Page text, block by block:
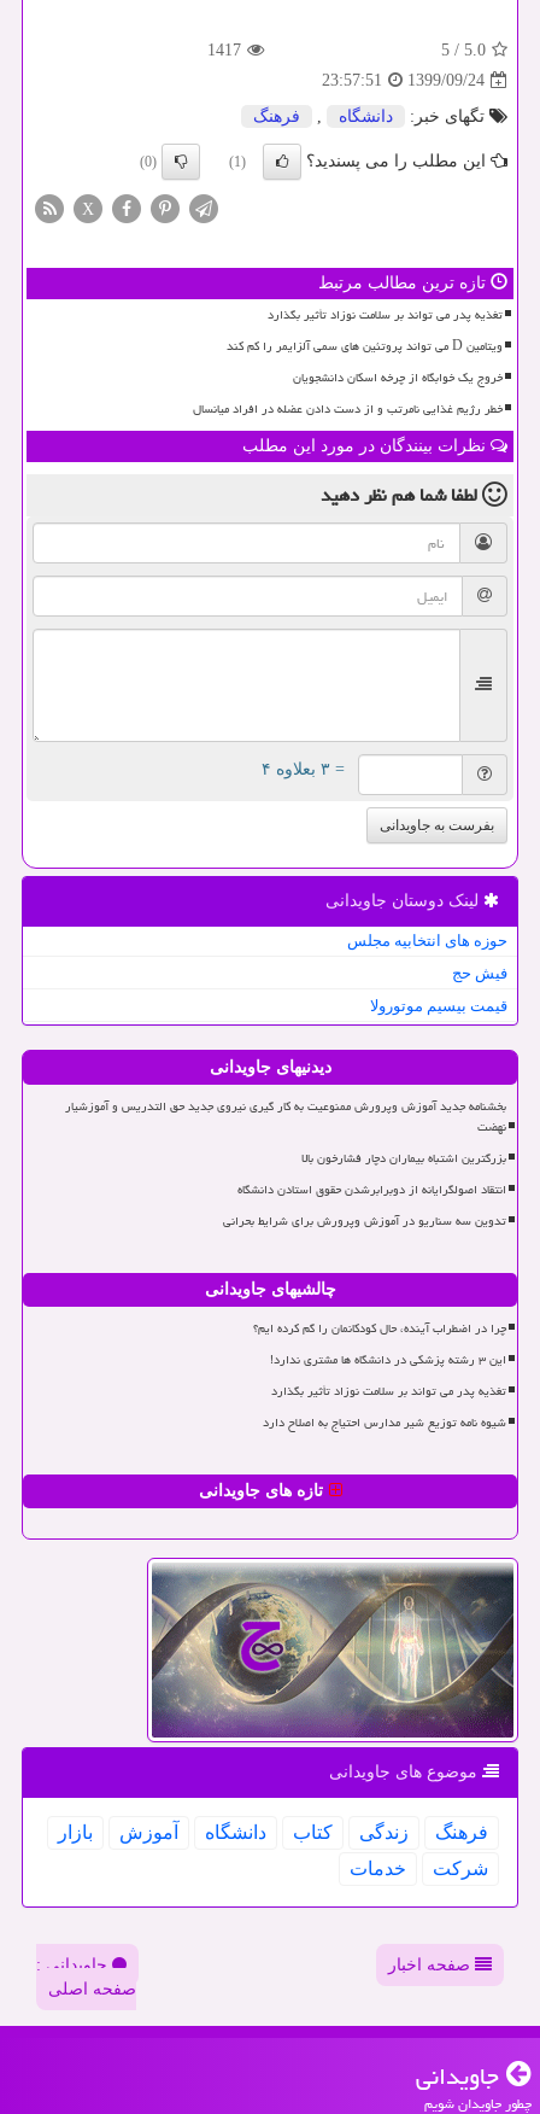
5.0
/
5
1417
1399/09/24
23:57:51
تگهای خبر:
دانشگاه , فرهنگ
این مطلب را می پسندید؟ (1)
(0)
X
تازه ترین مطالب مرتبط
تغذیه پدر می تواند بر سلامت نوزاد تأثیر بگذارد
ویتامین D می تواند پروتئین های سمی آلزایمر را کم کند
خروج یک خوابگاه از چرخه اسکان دانشجویان
خطر رژیم غذایی نامرتب و از دست دادن عضله در افراد میانسال
نظرات بینندگان در مورد این مطلب
لطفا شما همنظر دهید
= ۳ بعلاوه ۴
بفرست به جاویدانی
لینک دوستان جاویدانی
حوزه های انتخابیه مجلس
فیش حج
قیمت بیسیم موتورولا
دیدنیهای جاویدانی
بخشنامه جدید آموزش وپرورش ممنوعیت به کار گیری نیروی جدید حق التدریس و آموزشیار
نهضت
بزرگترین اشتباه بیماران دچار فشارخون بالا
انتقاد اصولگرایانه از دوبرابرشدن حقوق استادن دانشگاه
تدوین سه سناریو در آموزش وپرورش برای شرایط بحرانی
چالشیهای جاویدانی
چرا در اضطراب آینده، حال کودکانمان را گم کرده ایم؟
این ۳ رشته پزشکی در دانشگاه ها مشتری ندارد!
تغذیه پدر می تواند بر سلامت نوزاد تأثیر بگذارد
شیوه نامه توزیع شیر مدارس احتیاج به اصلاح دارد
تازه های جاویدانی
موضوع های جاویدانی
فرهنگ زندگی كتاب دانشگاه آموزش
بازار
شركت
خدمات
صفحه اخبار
جاویدانی :
صفحه اصلی
جاویدانی
چطور جاویدان شویم